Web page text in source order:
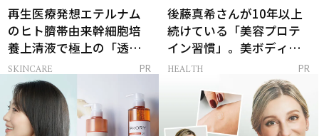
再生医療発想エテルナム
のヒト臍帯由来幹細胞培
養上清液で極上の「透明
感ハリ肌」へ
SKINCARE PR
後藤真希さんが10年以上
続けている「美容プロテ
イン習慣」。美ボディを
支える朝ルーティンと
HEALTH PR